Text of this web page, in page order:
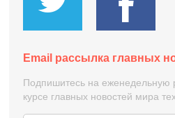
Email рассылка главных
Подпишитесь на еженедельную
курсе главных новостей мира